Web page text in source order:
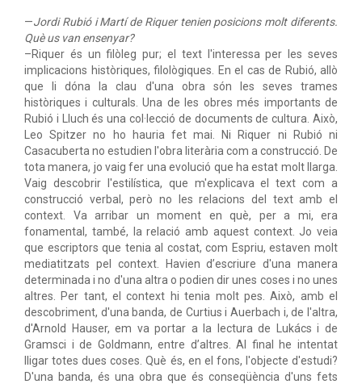
—Jordi Rubió i Martí de Riquer tenien posicions molt diferents.
Què us van ensenyar?
–Riquer és un filòleg pur; el text l'interessa per les seves
implicacions històriques, filològiques. En el cas de Rubió, allò
que li dóna la clau d'una obra són les seves trames
històriques i culturals. Una de les obres més importants de
Rubió i Lluch és una col·lecció de documents de cultura. Això,
Leo Spitzer no ho hauria fet mai. Ni Riquer ni Rubió ni
Casacuberta no estudien l'obra literària com a construcció. De
tota manera, jo vaig fer una evolució que ha estat molt llarga.
Vaig descobrir l'estilística, que m'explicava el text com a
construcció verbal, però no les relacions del text amb el
context. Va arribar un moment en què, per a mi, era
fonamental, també, la relació amb aquest context. Jo veia
que escriptors que tenia al costat, com Espriu, estaven molt
mediatitzats pel context. Havien d’escriure d'una manera
determinada i no d'una altra o podien dir unes coses i no unes
altres. Per tant, el context hi tenia molt pes. Això, amb el
descobriment, d'una banda, de Curtius i Auerbach i, de l'altra,
d'Arnold Hauser, em va portar a la lectura de Lukács i de
Gramsci i de Goldmann, entre d’altres. Al final he intentat
lligar totes dues coses. Què és, en el fons, l'objecte d'estudi?
D'una banda, és una obra que és conseqüència d'uns fets